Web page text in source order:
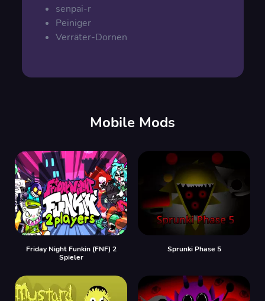
senpai-r
Peiniger
Verräter-Dornen
Mobile Mods
Friday Night Funkin (FNF) 2
Spieler
Sprunki Phase 5